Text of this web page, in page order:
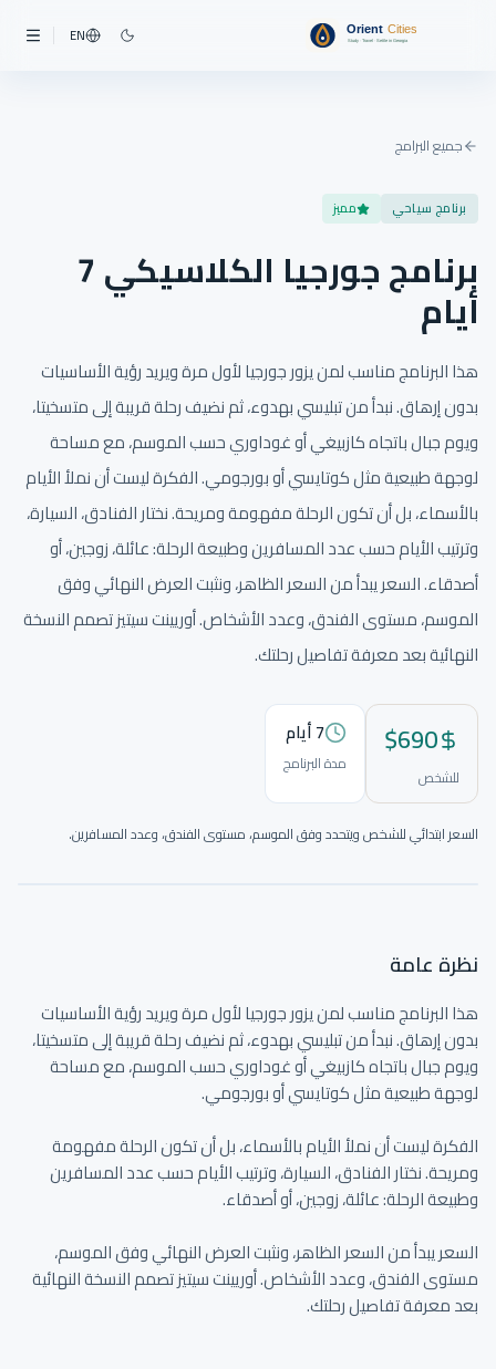
EN
جميع البرامج
برنامج سياحي مميز
برنامج جورجيا الكلاسيكي 7
أيام
هذا البرنامج مناسب لمن يزور جورجيا لأول مرة ويريد رؤية الأساسيات
بدون إرهاق. نبدأ من تبليسي بهدوء، ثم نضيف رحلة قريبة إلى متسخيتا،
ويوم جبال باتجاه كازبيغي أو غوداوري حسب الموسم، مع مساحة
لوجهة طبيعية مثل كوتايسي أو بورجومي. الفكرة ليست أن نملأ الأيام
بالأسماء، بل أن تكون الرحلة مفهومة ومريحة. نختار الفنادق، السيارة،
وترتيب الأيام حسب عدد المسافرين وطبيعة الرحلة: عائلة، زوجين، أو
أصدقاء. السعر يبدأ من السعر الظاهر، ونثبت العرض النهائي وفق
الموسم، مستوى الفندق، وعدد الأشخاص. أوريينت سيتيز تصمم النسخة
النهائية بعد معرفة تفاصيل رحلتك.
$690
للشخص
7أيام
مدة البرنامج
السعر ابتدائي للشخص ويتحدد وفق الموسم، مستوى الفندق، وعدد المسافرين.
نختار المسار والصور والتفاصيل لتكون الرحلة واضحة قبل الحجز.
نظرة عامة
بعد معرفة تفاصيل رحلتك.